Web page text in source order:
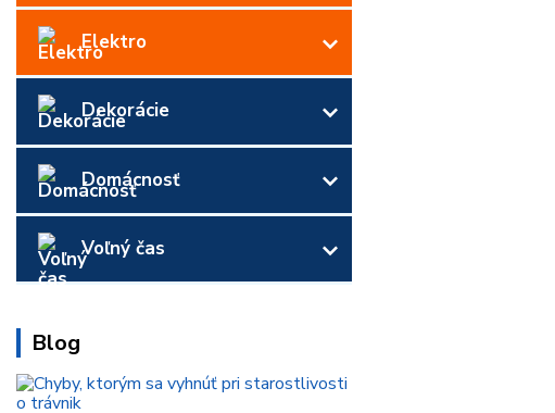
Elektro
Dekorácie
Domácnosť
Voľný čas
Blog